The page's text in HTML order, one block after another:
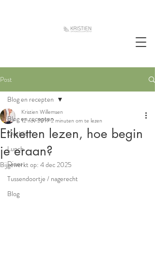
Post
Blog en recepten
Ontbijt
Lunch
Diner
Tussendoortje / nagerecht
Blog
Blog en recepten
Etiketten lezen, hoe begin
je eraan?
Kristien Willemsen
12 nov 20192 minuten om te lezen
Bijgewerkt op: 4 dec 2025